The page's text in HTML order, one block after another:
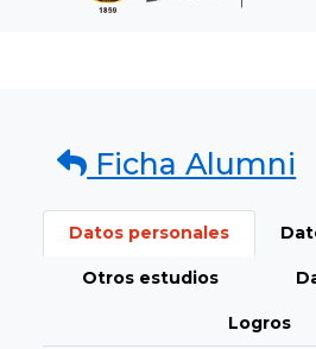
Ficha Alumni
Datos personales
Otros estudios
Logros